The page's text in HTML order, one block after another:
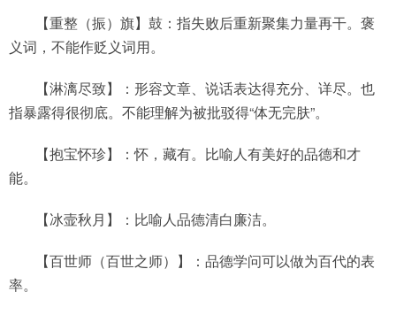
【重整（振）旗】鼓：指失败后重新聚集力量再干。褒
义词，不能作贬义词用。
【淋漓尽致】：形容文章、说话表达得充分、详尽。也
指暴露得很彻底。不能理解为被批驳得“体无完肤”。
【抱宝怀珍】：怀，藏有。比喻人有美好的品德和才
能。
【冰壸秋月】：比喻人品德清白廉洁。
【百世师（百世之师）】：品德学问可以做为百代的表
率。